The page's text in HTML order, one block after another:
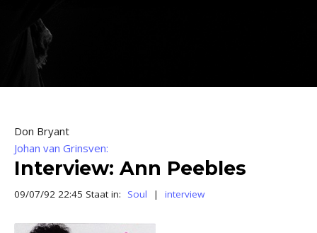
Don Bryant
Johan van Grinsven:
Interview: Ann Peebles
09/07/92 22:45 Staat in: Soul | interview